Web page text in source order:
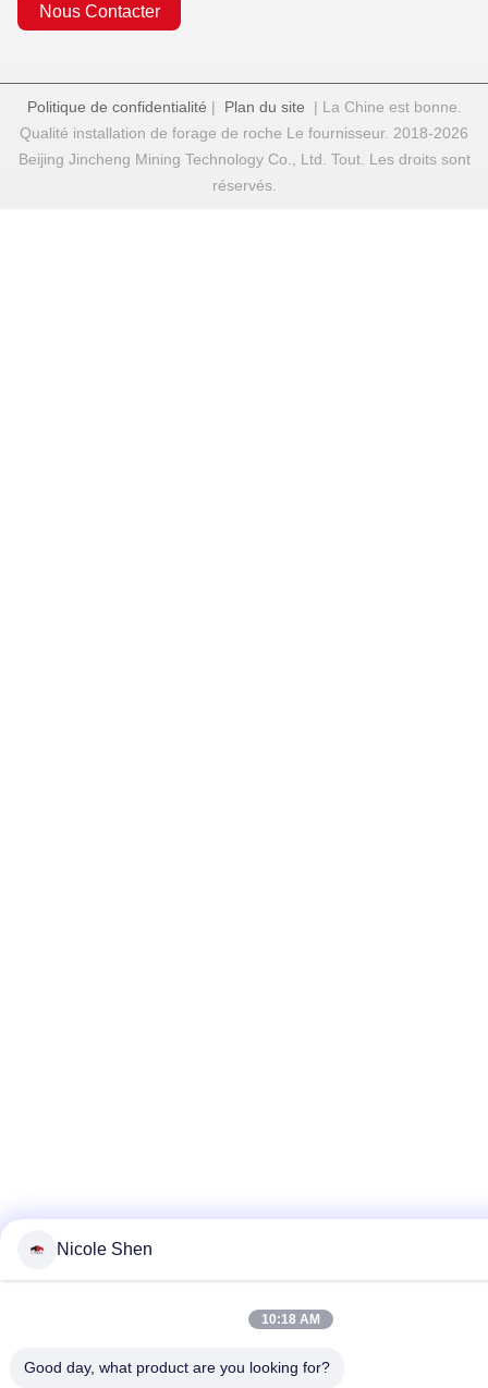
Nous Contacter
Politique de confidentialité | Plan du site | La Chine est bonne.
Qualité installation de forage de roche Le fournisseur. 2018-2026
Beijing Jincheng Mining Technology Co., Ltd. Tout. Les droits sont
réservés.
Nicole Shen
10:18 AM
Good day, what product are you looking for?